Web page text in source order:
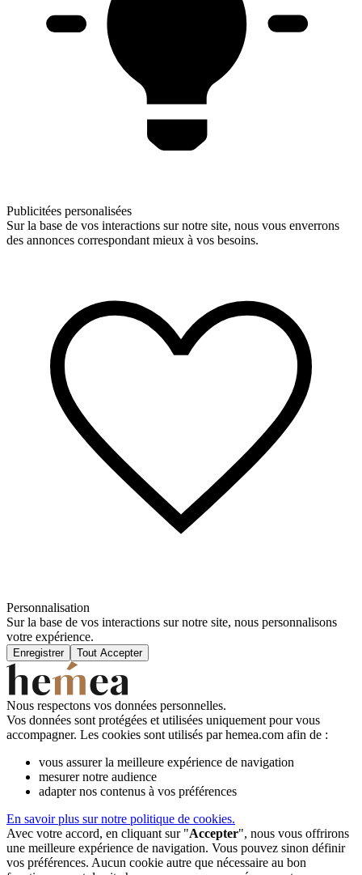
Publicitées personalisées
Sur la base de vos interactions sur notre site, nous vous enverrons
des annonces correspondant mieux à vos besoins.
Personnalisation
Sur la base de vos interactions sur notre site, nous personnalisons
votre expérience.
Enregistrer Tout Accepter
Nous respectons vos données personnelles.
Vos données sont protégées et utilisées uniquement pour vous
accompagner. Les cookies sont utilisés par hemea.com afin de :
vous assurer la meilleure expérience de navigation
mesurer notre audience
adapter nos contenus à vos préférences
En savoir plus sur notre politique de cookies.
Avec votre accord, en cliquant sur "Accepter", nous vous offrirons
une meilleure expérience de navigation. Vous pouvez sinon définir
vos préférences. Aucun cookie autre que nécessaire au bon